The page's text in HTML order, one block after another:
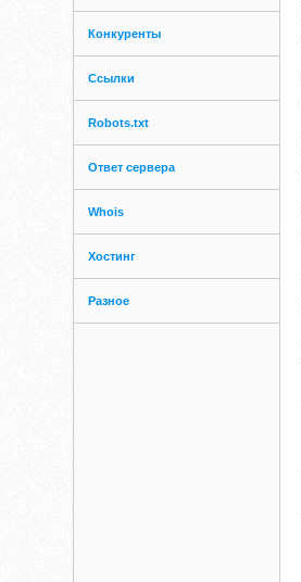
Конкуренты
Ссылки
Robots.txt
Ответ сервера
Whois
Хостинг
Разное